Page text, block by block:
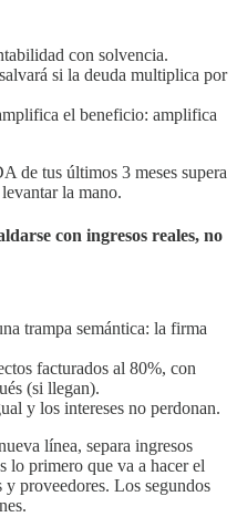
con solvencia.
si la deuda multiplica por
el beneficio: amplifica
de tus últimos 3 meses supera
la mano.
con ingresos reales, no
trampa semántica: la firma
facturados al 80%, con
(si llegan).
y los intereses no perdonan.
línea, separa ingresos
lo primero que va a hacer el
proveedores. Los segundos